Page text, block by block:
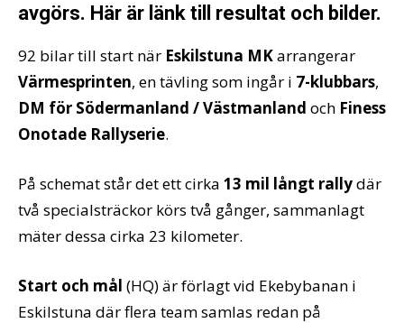
avgörs. Här är länk till resultat och bilder.
92 bilar till start när Eskilstuna MKarrangerar
Värmesprinten, en tävling som ingår i 7-klubbars,
DM för Södermanland / Västmanland och Finess
Onotade Rallyserie.
På schemat står det ett cirka 13 mil långt rallydär
två specialsträckor körs två gånger, sammanlagt
mäter dessa cirka 23 kilometer.
Start och mål (HQ) är förlagt vid Ekebybanan i
Eskilstuna där flera team samlas redan på